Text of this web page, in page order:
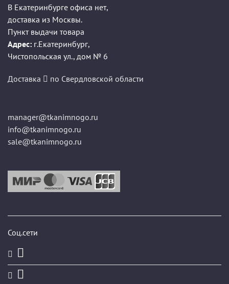
В Екатеринбурге офиса нет,
доставка из Москвы.
Пункт выдачи товара
Адрес: г.Екатеринбург,
Чистопольская ул., дом № 6
Доставка по Свердловской области
manager@tkanimnogo.ru
info@tkanimnogo.ru
sale@tkanimnogo.ru
Соц.сети